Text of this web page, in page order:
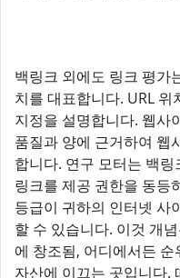
백링크 외에도 링크 평가
치를 대표합니다. URL
지정을 설명합니다. 웹
품질과 양에 근거하여 웹
합니다. 연구 모터는 백
링크를 제공 권한을 동등
등급이 귀하의 인터넷 사
할 수 있습니다. 이것 개
에 창조됨, 어디에서든
자산에 이끄는 곳입니다.